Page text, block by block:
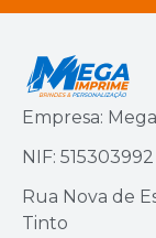
Empresa:
NIF: 515303992
Rua Nova de
Tinto